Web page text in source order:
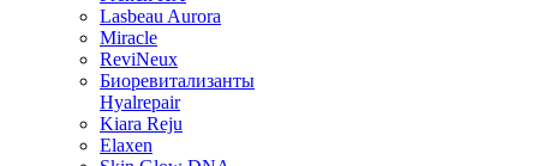
Lasbeau Aurora
Miracle
ReviNeux
Биоревитализанты
Hyalrepair
Kiara Reju
Elaxen